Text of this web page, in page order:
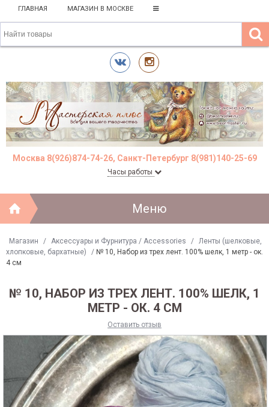
ГЛАВНАЯ МАГАЗИН В МОСКВЕ
Москва 8(926)874-74-26, Санкт-Петербург 8(981)140-25-69
Часы работы
Меню
Магазин / Аксессуары и Фурнитура / Accessories /
Ленты (шелковые,
хлопковые, бархатные)
/ № 10, Набор из трех лент. 100% шелк, 1 метр - ок.
4 см
№ 10, НАБОР ИЗ ТРЕХ ЛЕНТ. 100% ШЕЛК, 1
МЕТР - ОК. 4 СМ
Оставить отзыв